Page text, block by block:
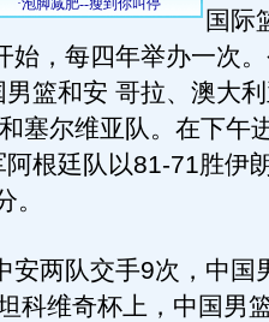
国际
始，每四年举办一次
篮和安 哥拉、澳大
塞尔维亚队。在下午
根廷队以81-71胜伊
两队交手9次，中国
科维奇杯上，中国男